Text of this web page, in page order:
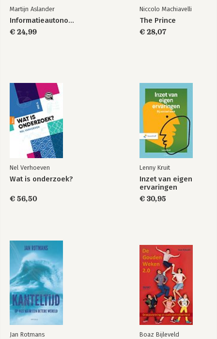
Noten
Martijn Aslander
Informatieautonomie
€ 24,99
Niccolo Machiavelli
The Prince
€ 28,07
Nel Verhoeven
Wat is onderzoek?
€ 56,50
Lenny Kruit
Inzet van eigen
ervaringen
€ 30,95
Jan Rotmans Boaz Bijleveld